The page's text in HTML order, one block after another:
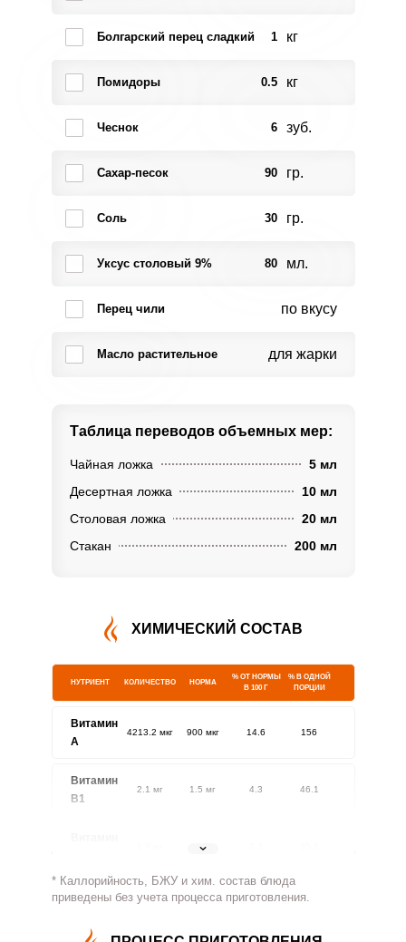
Болгарский перец сладкий 1 кг
Помидоры 0.5 кг
Чеснок 6 зуб.
Сахар-песок 90 гр.
Соль 30 гр.
Уксус столовый 9% 80 мл.
Перец чили по вкусу
Масло растительное для жарки
Таблица переводов объемных мер:
Чайная ложка
5 мл
Десертная ложка
10 мл
Столовая ложка
20 мл
Стакан
200 мл
ХИМИЧЕСКИЙ СОСТАВ
НУТРИЕНТ КОЛИЧЕСТВО НОРМА
% ОТ НОРМЫ
В 100 Г
% В ОДНОЙ
ПОРЦИИ
Витамин
A
4213.2 мкг 900 мкг 14.6 156
Витамин
В1
2.1 мг 1.5 мг 4.3 46.1
1.8 мг
Витамин
126.4 мг 500 мг 0.8 8.4
* Каллорийность, БЖУ и хим. состав блюда
приведены без учета процесса приготовления.